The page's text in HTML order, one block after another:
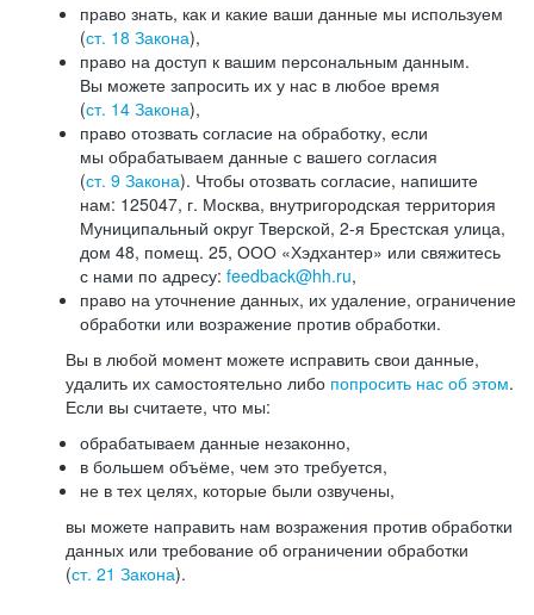
право знать, как и какие ваши данные мы используем
(ст. 18 Закона),
право на доступ к вашим персональным данным.
Вы можете запросить их у нас в любое время
(ст. 14 Закона),
право отозвать согласие на обработку, если
мы обрабатываем данные с вашего согласия
(ст. 9 Закона). Чтобы отозвать согласие, напишите
нам: 125047, г. Москва, внутригородская территория
Муниципальный округ Тверской, 2-я Брестская улица,
дом 48, помещ. 25, ООО «Хэдхантер» или свяжитесь
с нами по адресу: feedback@hh.ru,
право на уточнение данных, их удаление, ограничение
обработки или возражение против обработки.
Вы в любой момент можете исправить свои данные,
удалить их самостоятельно либо попросить нас об этом.
Если вы считаете, что мы:
обрабатываем данные незаконно,
в большем объёме, чем это требуется,
не в тех целях, которые были озвучены,
вы можете направить нам возражения против обработки
данных или требование об ограничении обработки
(ст. 21 Закона).